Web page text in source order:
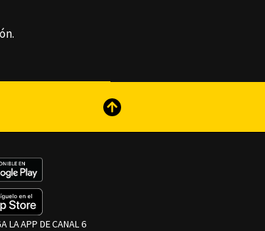
Subir
LA APP DE CANAL 6